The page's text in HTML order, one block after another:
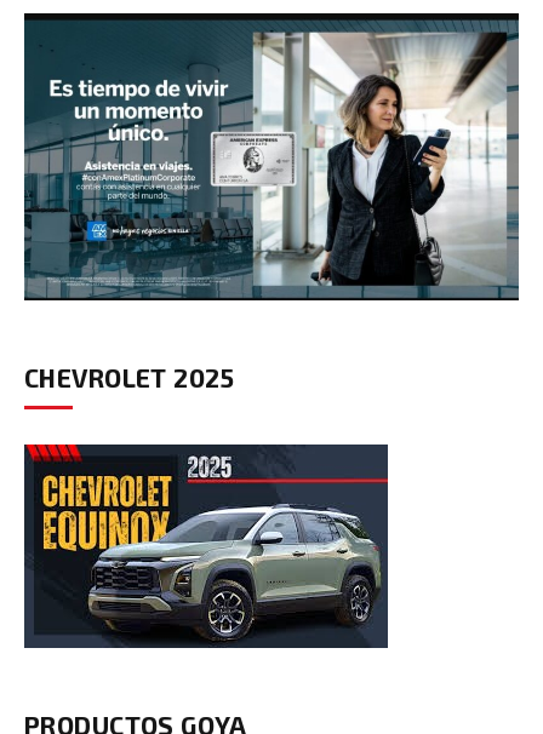
CHEVROLET 2025
PRODUCTOS GOYA